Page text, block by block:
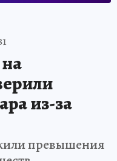
из-за
превышения